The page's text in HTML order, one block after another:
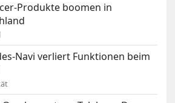
Produkte boomen in
Navi verliert Funktionen beim